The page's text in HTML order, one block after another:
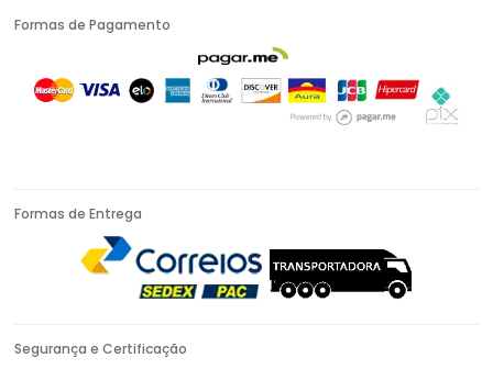
Formas de Pagamento
Formas de Entrega
Segurança e Certificação